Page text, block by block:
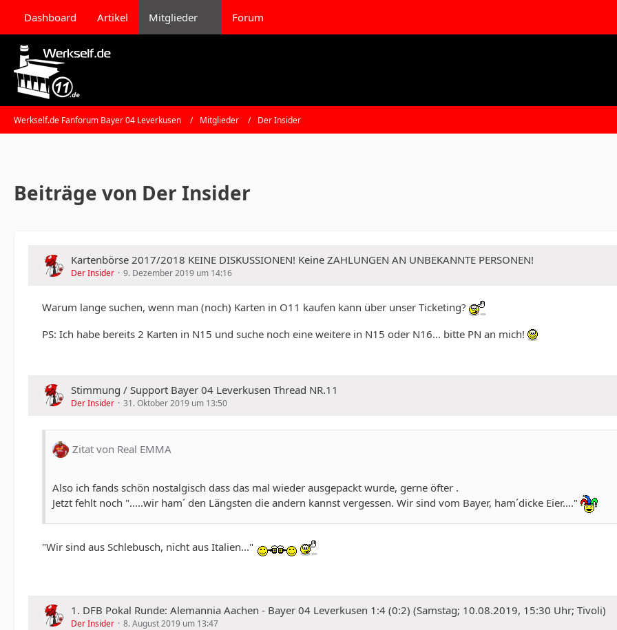
Dashboard Artikel Mitglieder Forum
Werkself.de Fanforum Bayer 04 Leverkusen Mitglieder Der Insider
Beiträge von Der Insider
Kartenbörse 2017/2018 KEINE DISKUSSIONEN! Keine ZAHLUNGEN AN UNBEKANNTE PERSONEN!
Der Insider 9. Dezember 2019 um 14:16
Warum lange suchen, wenn man (noch) Karten in O11 kaufen kann über unser Ticketing?
PS: Ich habe bereits 2 Karten in N15 und suche noch eine weitere in N15 oder N16... bitte PN an mich!
Stimmung / Support Bayer 04 Leverkusen Thread NR.11
Der Insider 31. Oktober 2019 um 13:50
Zitat von Real EMMA
Also ich fands schön nostalgisch dass das mal wieder ausgepackt wurde, gerne öfter .
Jetzt fehlt noch ".....wir ham´ den Längsten die andern kannst vergessen. Wir sind vom Bayer, ham´dicke Eier...."
"Wir sind aus Schlebusch, nicht aus Italien..."
1. DFB Pokal Runde: Alemannia Aachen - Bayer 04 Leverkusen 1:4 (0:2) (Samstag; 10.08.2019, 15:30 Uhr; Tivoli)
Der Insider 8. August 2019 um 13:47